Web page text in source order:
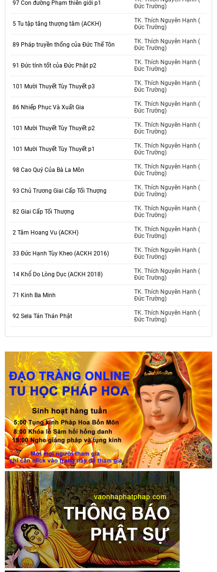
97 Con đường Phạm thiên giới p1
Đức Trường)
5 Tu tập tăng thượng tâm (ACKH)
TK. Thích Nguyên Hạnh (
Đức Trường)
89 Pháp truyền thống của Đức Thế Tôn
TK. Thích Nguyên Hạnh (
Đức Trường)
91 Đức tính tốt của Đức Phật p2
TK. Thích Nguyên Hạnh (
Đức Trường)
101 Mười Thuyết Tùy Thuyết p3
TK. Thích Nguyên Hạnh (
Đức Trường)
86 Nhiếp Phục Và Xuất Gia
TK. Thích Nguyên Hạnh (
Đức Trường)
101 Mười Thuyết Tùy Thuyết p2
TK. Thích Nguyên Hạnh (
Đức Trường)
101 Mười Thuyết Tùy Thuyết p1
TK. Thích Nguyên Hạnh (
Đức Trường)
98 Cao Quý Của Bà La Môn
TK. Thích Nguyên Hạnh (
Đức Trường)
93 Chủ Trương Giai Cấp Tối Thượng
TK. Thích Nguyên Hạnh (
Đức Trường)
82 Giai Cấp Tối Thượng
TK. Thích Nguyên Hạnh (
Đức Trường)
2 Tâm Hoang Vu (ACKH)
TK. Thích Nguyên Hạnh (
Đức Trường)
33 Đức Hạnh Tùy Kheo (ACKH 2016)
TK. Thích Nguyên Hạnh (
Đức Trường)
14 Khổ Do Lòng Dục (ACKH 2018)
TK. Thích Nguyên Hạnh (
Đức Trường)
71 Kinh Ba Minh
TK. Thích Nguyên Hạnh (
Đức Trường)
92 Sela Tán Thán Phật
TK. Thích Nguyên Hạnh (
Đức Trường)